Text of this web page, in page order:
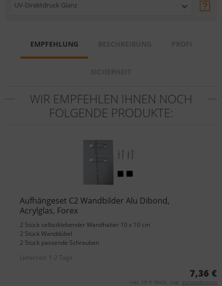
UV-Direktdruck Glanz
EMPFEHLUNG
WIR EMPFEHLEN IHNEN NOCH
FOLGENDE PRODUKTE:
Aufhängeset C2 Wandbilder Alu Dibond,
Acrylglas, Forex
2 Stück selbstklebender Wandhalter 10 x 10 cm
2 Stück Wanddübel
2 Stück passende Schrauben
Lieferzeit: 1-2 Tage
7,36 €
inkl. 19 % MwSt. zzgl. Versandkosten